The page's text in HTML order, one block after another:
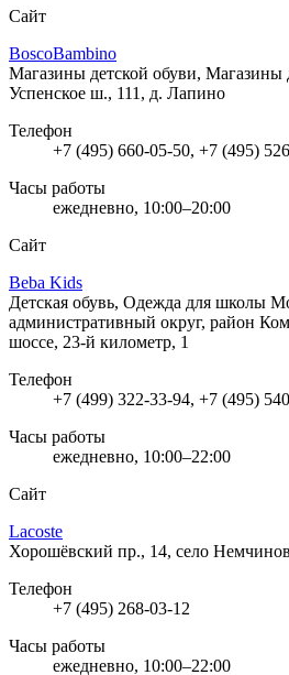
Сайт
BoscoBambino
Магазины детской обуви, Магазины
Успенское ш., 111, д. Лапино
Телефон
+7 (495) 660-05-50, +7 (495)
Часы работы
ежедневно, 10:00–20:00
Сайт
Beba Kids
Детская обувь, Одежда для школы
административный округ, район
шоссе, 23-й километр, 1
Телефон
+7 (499) 322-33-94, +7 (495)
Часы работы
ежедневно, 10:00–22:00
Сайт
Lacoste
Хорошёвский пр., 14, село
Телефон
+7 (495) 268-03-12
Часы работы
ежедневно, 10:00–22:00